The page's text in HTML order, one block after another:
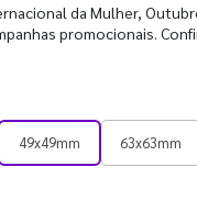
da Mulher,
promocionais.
49x49mm 63x63mm